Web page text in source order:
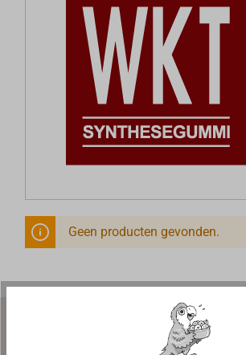
Geen producten gevonden.